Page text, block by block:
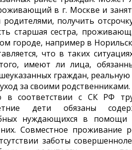
в г. Москве и
родителями, получить
старшая сестра,
городе, например в
что в таких
имеют ли лица,
граждан,
за своими родственниками.
с СК РФ
дети обязаны
нуждающихся в помощи
Совместное проживание
заботы